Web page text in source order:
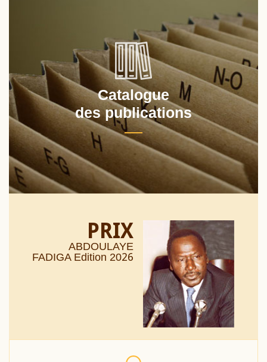
Catalogue
des publications
PRIX
ABDOULAYE
FADIGA Edition 2026